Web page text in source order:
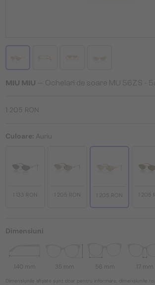
MIU MIU — Ochelari de soare MU 56ZS -
1 205 RON
Culoare: Auriu
1 133 RON 1 205 RON 1 205 RON 1 205
Dimensiuni
140 mm 35 mm 56 mm 17 mm
Dimensiunile afișate sunt doar pentru informare, dimensiunile